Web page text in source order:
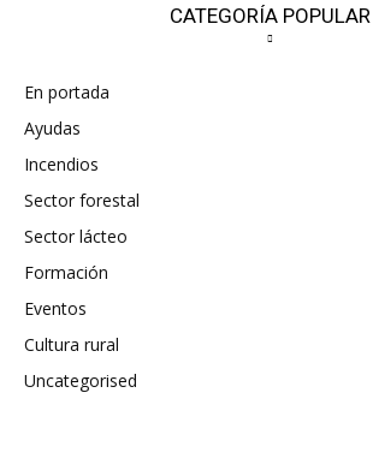
CATEGORÍA POPULAR
En portada
Ayudas
Incendios
Sector forestal
Sector lácteo
Formación
Eventos
Cultura rural
Uncategorised